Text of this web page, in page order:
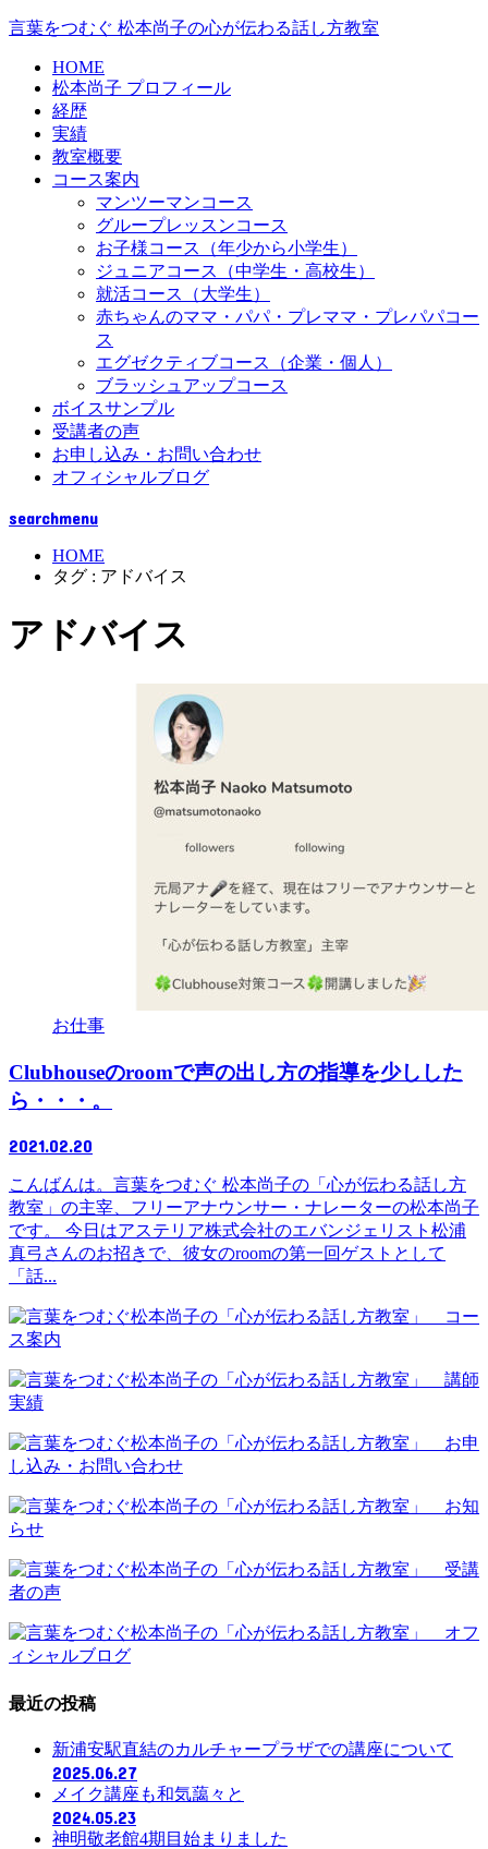
言葉をつむぐ 松本尚子の心が伝わる話し方教室
HOME
松本尚子 プロフィール
経歴
実績
教室概要
コース案内
マンツーマンコース
グループレッスンコース
お子様コース（年少から小学生）
ジュニアコース（中学生・高校生）
就活コース（大学生）
赤ちゃんのママ・パパ・プレママ・プレパパコー
ス
エグゼクティブコース（企業・個人）
ブラッシュアップコース
ボイスサンプル
受講者の声
お申し込み・お問い合わせ
オフィシャルブログ
searchmenu
HOME
タグ : アドバイス
アドバイス
お仕事
Clubhouseのroomで声の出し方の指導を少しした
ら・・・。
2021.02.20
こんばんは。言葉をつむぐ 松本尚子の「心が伝わる話し方
教室」の主宰、フリーアナウンサー・ナレーターの松本尚子
です。 今日はアステリア株式会社のエバンジェリスト松浦
真弓さんのお招きで、彼女のroomの第一回ゲストとして
「話...
最近の投稿
新浦安駅直結のカルチャープラザでの講座について
2025.06.27
メイク講座も和気藹々と
2024.05.23
神明敬老館4期目始まりました